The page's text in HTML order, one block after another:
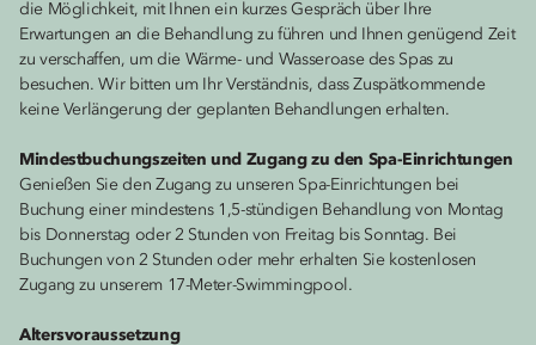
die Möglichkeit, mit Ihnen ein kurzes Gespräch über Ihre
Erwartungen an die Behandlung zu führen und Ihnen genügend Zeit
zu verschaffen, um die Wärme- und Wasseroase des Spas zu
besuchen. Wir bitten um Ihr Verständnis, dass Zuspätkommende
keine Verlängerung der geplanten Behandlungen erhalten.
Mindestbuchungszeiten und Zugang zu den Spa-Einrichtungen
Genießen Sie den Zugang zu unseren Spa-Einrichtungen bei
Buchung einer mindestens 1,5-stündigen Behandlung von Montag
bis Donnerstag oder 2 Stunden von Freitag bis Sonntag. Bei
Buchungen von 2 Stunden oder mehr erhalten Sie kostenlosen
Zugang zu unserem 17-Meter-Swimmingpool.
Altersvoraussetzung